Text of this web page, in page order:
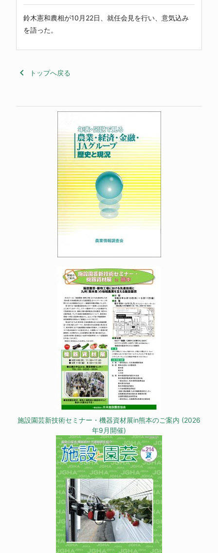
鈴木憲和農相が10月22日、就任会見を行い、意気込み
を語った。
keyboard_arrow_left トップへ戻る
施設園芸新技術セミナー・機器資材展in熊本のご案内 (2026
年9月開催)